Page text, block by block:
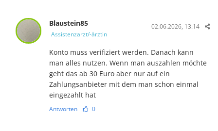
Blaustein85
Assistenzarzt/-ärztin
02.06.2026, 13:14
Konto muss verifiziert werden. Danach kann
man alles nutzen. Wenn man auszahlen möchte
geht das ab 30 Euro aber nur auf ein
Zahlungsanbieter mit dem man schon einmal
eingezahlt hat
Antworten 0